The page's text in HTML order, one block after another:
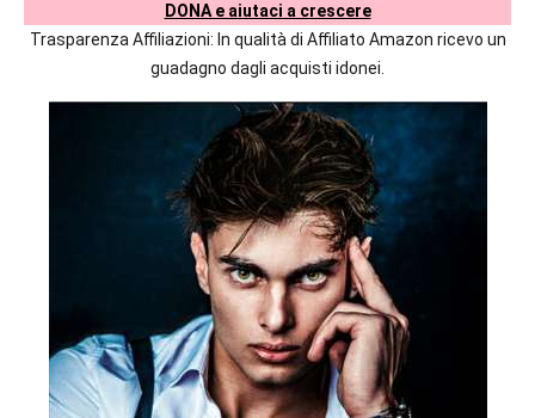
autrici
DONA e aiutaci a crescere
Trasparenza Affiliazioni: In qualità di Affiliato Amazon ricevo un
guadagno dagli acquisti idonei.